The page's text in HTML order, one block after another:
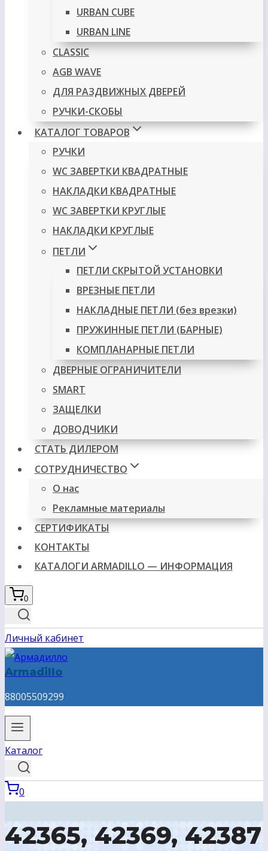
URBAN CUBE
URBAN LINE
CLASSIC
AGB WAVE
ДЛЯ РАЗДВИЖНЫХ ДВЕРЕЙ
РУЧКИ-СКОБЫ
КАТАЛОГ ТОВАРОВ
РУЧКИ
WC ЗАВЕРТКИ КВАДРАТНЫЕ
НАКЛАДКИ КВАДРАТНЫЕ
WC ЗАВЕРТКИ КРУГЛЫЕ
НАКЛАДКИ КРУГЛЫЕ
ПЕТЛИ
ПЕТЛИ СКРЫТОЙ УСТАНОВКИ
ВРЕЗНЫЕ ПЕТЛИ
НАКЛАДНЫЕ ПЕТЛИ (без врезки)
ПРУЖИННЫЕ ПЕТЛИ (БАРНЫЕ)
КОМПЛАНАРНЫЕ ПЕТЛИ
ДВЕРНЫЕ ОГРАНИЧИТЕЛИ
SMART
ЗАЩЕЛКИ
ДОВОДЧИКИ
СТАТЬ ДИЛЕРОМ
СОТРУДНИЧЕСТВО
О нас
Рекламные материалы
СЕРТИФИКАТЫ
КОНТАКТЫ
КАТАЛОГИ ARMADILLO — ИНФОРМАЦИЯ
0
Личный кабинет
Armadillo
88005509299
Каталог
0
42365, 42369, 42387